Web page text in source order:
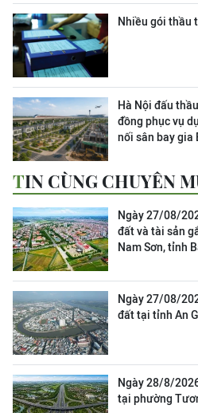
Nhiều gói thầu
Hà Nội đấu
đồng phục vụ
nối sân bay gia
TIN CÙNG CHUYÊN
Ngày 27/08/
đất và tài sản
Nam Sơn, tỉnh
Ngày 27/08/
đất tại tỉnh An
Ngày 28/8/
tại phường